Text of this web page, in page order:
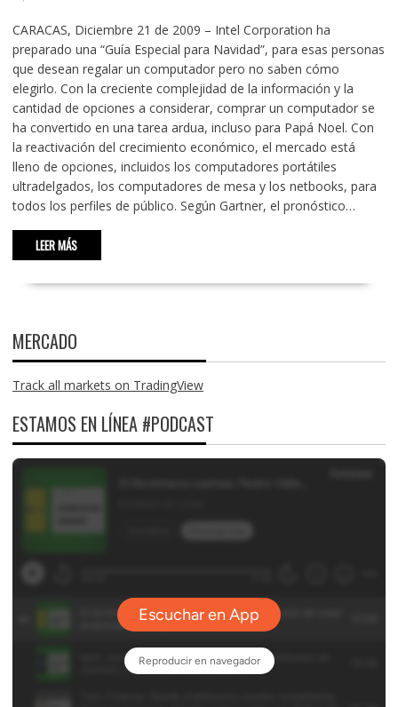
CARACAS, Diciembre 21 de 2009 – Intel Corporation ha
preparado una “Guía Especial para Navidad”, para esas personas
que desean regalar un computador pero no saben cómo
elegirlo. Con la creciente complejidad de la información y la
cantidad de opciones a considerar, comprar un computador se
ha convertido en una tarea ardua, incluso para Papá Noel. Con
la reactivación del crecimiento económico, el mercado está
lleno de opciones, incluidos los computadores portátiles
ultradelgados, los computadores de mesa y los netbooks, para
todos los perfiles de público. Según Gartner, el pronóstico…
LEER MÁS
MERCADO
Track all markets on TradingView
ESTAMOS EN LÍNEA #PODCAST